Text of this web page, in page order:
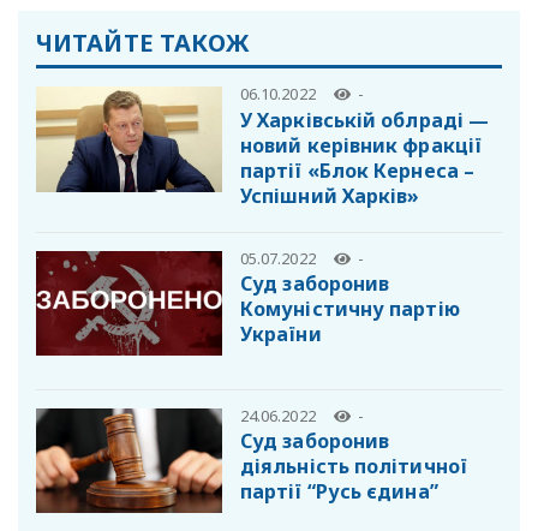
ЧИТАЙТЕ ТАКОЖ
06.10.2022 -
У Харківській облраді —
новий керівник фракції
партії «Блок Кернеса –
Успішний Харків»
05.07.2022 -
️Суд заборонив
Комуністичну партію
України
24.06.2022 -
Суд заборонив
діяльність політичної
партії “Русь єдина”